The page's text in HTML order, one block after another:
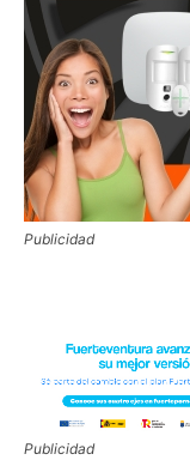
Publicidad
Publicidad